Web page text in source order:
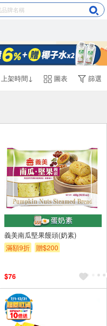
上架時間↓ 圖表 篩選
義美南瓜堅果饅頭(奶素)
滿額9折
贈$200
$76